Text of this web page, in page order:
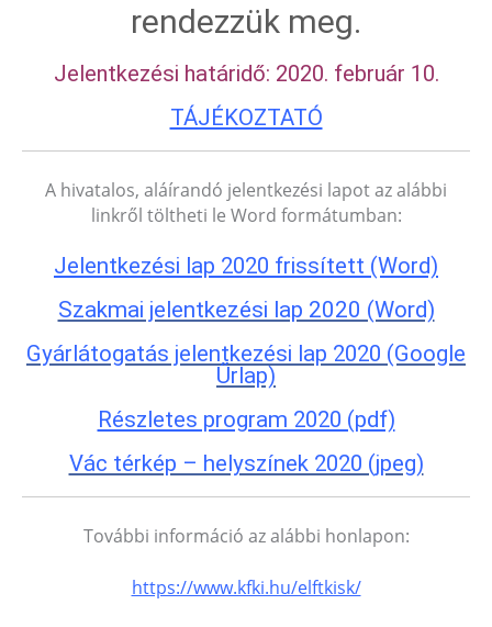
rendezzük meg.
Jelentkezési határidő: 2020. február 10.
TÁJÉKOZTATÓ
A hivatalos, aláírandó jelentkezési lapot az alábbi
linkről töltheti le Word formátumban:
Jelentkezési lap 2020 frissített (Word)
Szakmai jelentkezési lap 2020 (Word)
Gyárlátogatás jelentkezési lap 2020 (Google
Űrlap)
Részletes program 2020 (pdf)
Vác térkép – helyszínek 2020 (jpeg)
További információ az alábbi honlapon:
https://www.kfki.hu/elftkisk/